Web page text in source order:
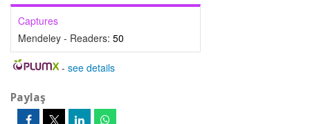
Captures
Mendeley - Readers: 50
- see details
Paylaş